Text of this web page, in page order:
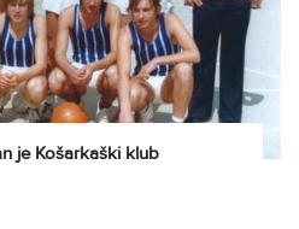
je Košarkaški klub